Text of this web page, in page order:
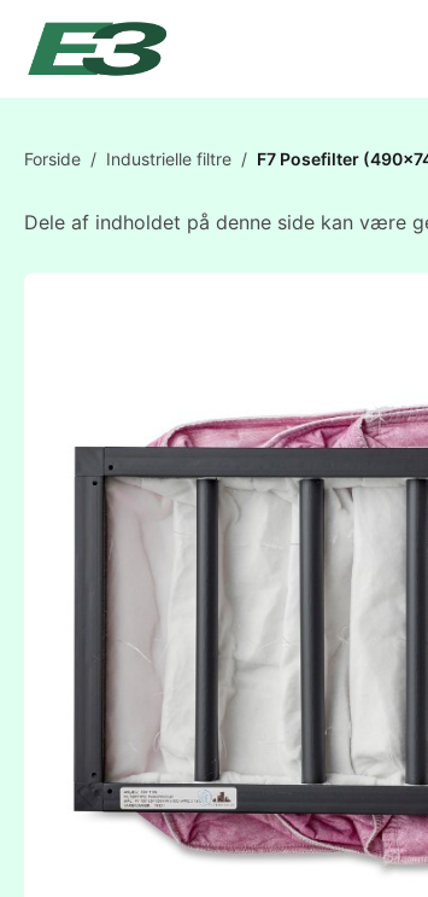
Forside / Industrielle filtre / F7 Posefilter
Dele af indholdet på denne side kan være